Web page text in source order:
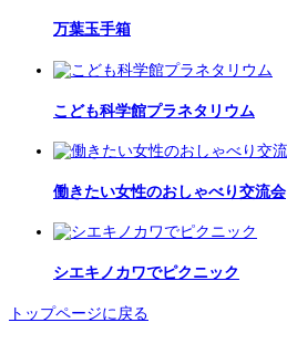
万葉玉手箱
こども科学館プラネタリウム
働きたい女性のおしゃべり交流会
シエキノカワでピクニック
トップページに戻る